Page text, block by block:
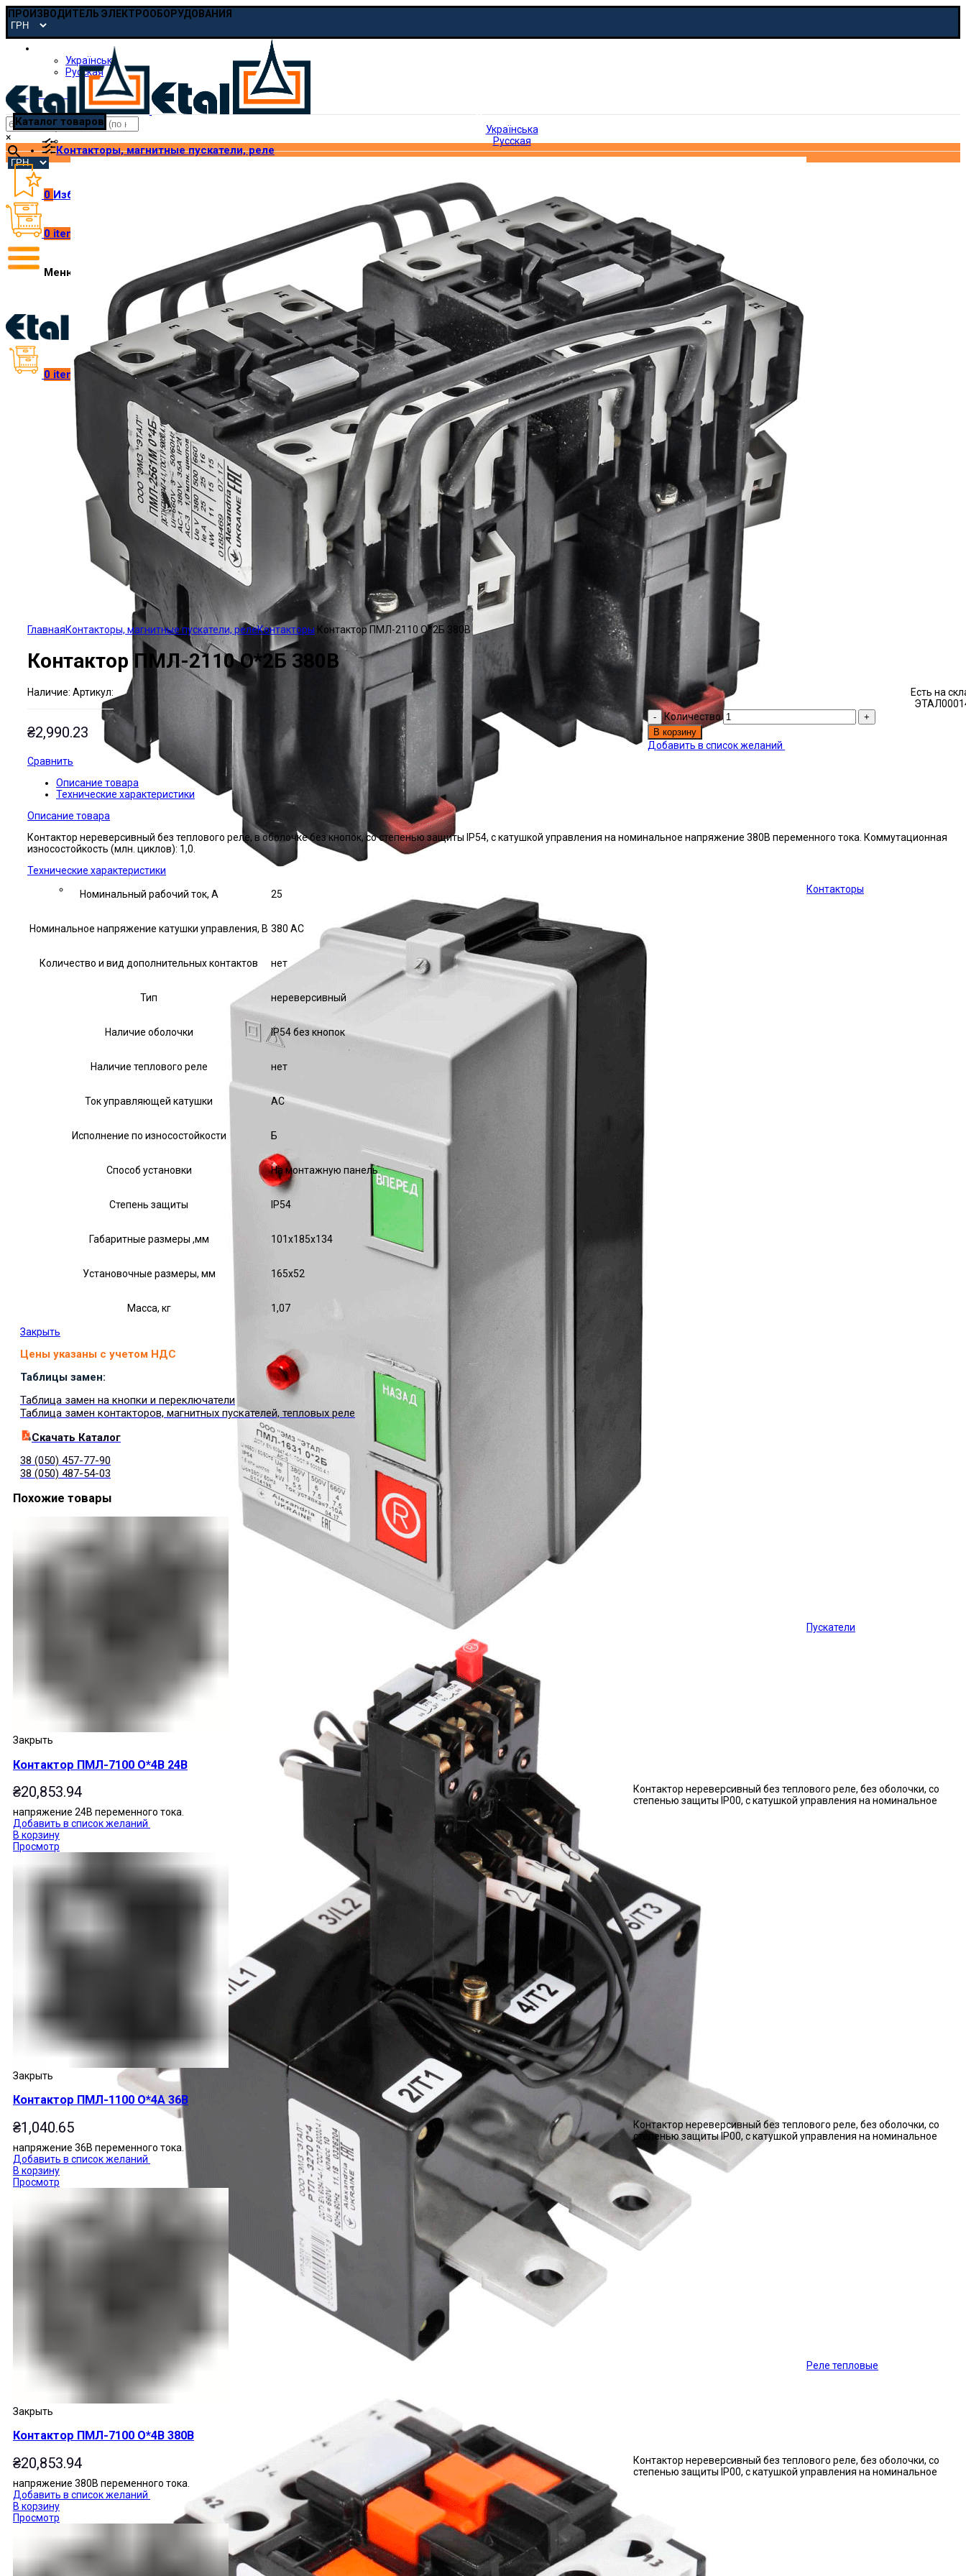
ПРОИЗВОДИТЕЛЬ ЭЛЕКТРООБОРУДОВАНИЯ
Українська
Русская
pmp@etal.ua
Українська
Русская
×
0 Избранное
0 items
Меню
0 items ₴0.00
Каталог товаров
Контакторы, магнитные пускатели, реле
Контакторы
Пускатели
Реле тепловые
ГлавнаяКонтакторы, магнитные пускатели, релеКонтакторы Контактор ПМЛ-2110 О*2Б 380В
Контактор ПМЛ-2110 О*2Б 380В
Наличие: Есть на
Артикул:
₴2,990.23
Количество
В корзину
Добавить в список желаний
Сравнить
Описание товара
Технические характеристики
Описание товара
Контактор нереверсивный без теплового реле, в оболочке без кнопок, со степенью защиты IP54, с катушкой управления на номинальное напряжение 380В переменного тока. Коммутационная
износостойкость (млн. циклов): 1,0.
Технические характеристики
Номинальный рабочий ток, А 25
Номинальное напряжение катушки управления, В 380 AC
Количество и вид дополнительных контактов нет
Тип нереверсивный
Наличие оболочки IP54 без кнопок
Наличие теплового реле нет
Ток управляющей катушки АС
Исполнение по износостойкости Б
Способ установки На монтажную панель
Степень защиты IP54
Габаритные размеры ,мм 101х185х134
Установочные размеры, мм 165х52
Масса, кг 1,07
Закрыть
Цены указаны с учетом НДС
Таблицы замен:
Таблица замен на кнопки и переключатели
Таблица замен контакторов, магнитных пускателей, тепловых реле
Cкачать Каталог
38 (050) 457-77-90
38 (050) 487-54-03
Похожие товары
Закрыть
Контактор ПМЛ-7100 О*4В 24В
₴20,853.94
Контактор нереверсивный без теплового реле, без оболочки, со
степенью защиты IP00, с катушкой управления на номинальное
напряжение 24В переменного тока.
Добавить в список желаний
В корзину
Просмотр
Закрыть
Контактор ПМЛ-1100 О*4А 36В
₴1,040.65
Контактор нереверсивный без теплового реле, без оболочки, со
степенью защиты IP00, с катушкой управления на номинальное
напряжение 36В переменного тока.
Добавить в список желаний
В корзину
Просмотр
Закрыть
Контактор ПМЛ-7100 О*4В 380В
₴20,853.94
Контактор нереверсивный без теплового реле, без оболочки, со
степенью защиты IP00, с катушкой управления на номинальное
напряжение 380В переменного тока.
Добавить в список желаний
В корзину
Просмотр